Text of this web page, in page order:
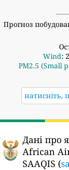
Прогноз
Wind:
PM2.5 (Small
натисніть,
Дані про
African
SAAQIS (